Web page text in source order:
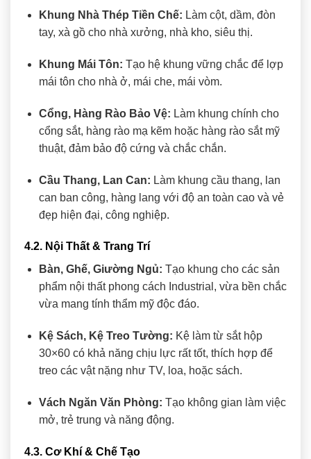
Khung Nhà Thép Tiền Chế: Làm cột, dầm, đòn
tay, xà gồ cho nhà xưởng, nhà kho, siêu thị.
Khung Mái Tôn: Tạo hệ khung vững chắc để lợp
mái tôn cho nhà ở, mái che, mái vòm.
Cổng, Hàng Rào Bảo Vệ: Làm khung chính cho
cổng sắt, hàng rào mạ kẽm hoặc hàng rào sắt mỹ
thuật, đảm bảo độ cứng và chắc chắn.
Cầu Thang, Lan Can: Làm khung cầu thang, lan
can ban công, hàng lang với độ an toàn cao và vẻ
đẹp hiện đại, công nghiệp.
4.2. Nội Thất & Trang Trí
Bàn, Ghế, Giường Ngủ: Tạo khung cho các sản
phẩm nội thất phong cách Industrial, vừa bền chắc
vừa mang tính thẩm mỹ độc đáo.
Kệ Sách, Kệ Treo Tường: Kệ làm từ sắt hộp
30×60 có khả năng chịu lực rất tốt, thích hợp để
treo các vật nặng như TV, loa, hoặc sách.
Vách Ngăn Văn Phòng: Tạo không gian làm việc
mở, trẻ trung và năng động.
4.3. Cơ Khí & Chế Tạo